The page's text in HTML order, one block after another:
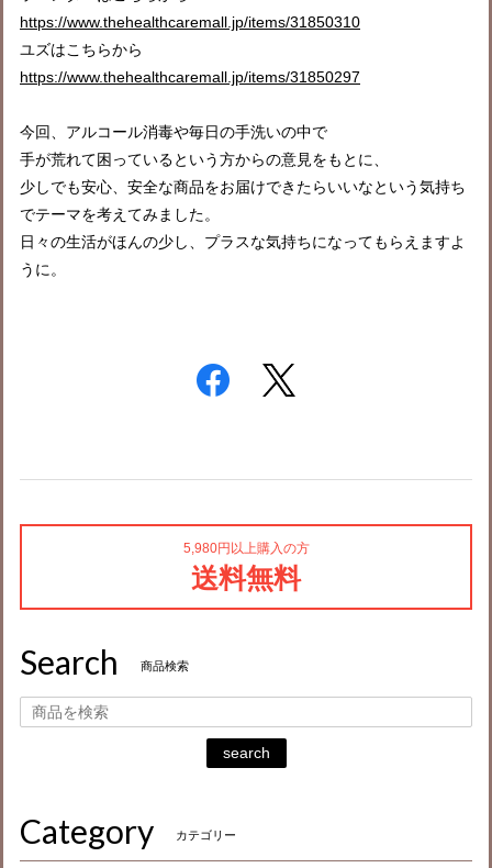
https://www.thehealthcaremall.jp/items/31850310
ユズはこちらから
https://www.thehealthcaremall.jp/items/31850297
今回、アルコール消毒や毎日の手洗いの中で
手が荒れて困っているという方からの意見をもとに、
少しでも安心、安全な商品をお届けできたらいいなという気持ち
でテーマを考えてみました。
日々の生活がほんの少し、プラスな気持ちになってもらえますよ
うに。
5,980円以上購入の方
送料無料
Search 商品検索
search
Category カテゴリー